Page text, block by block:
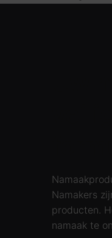
Namakers
producten.
namaak te